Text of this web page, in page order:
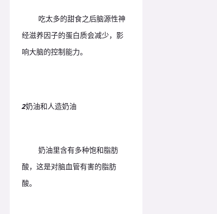
吃太多的甜食之后脑源性神
经滋养因子的蛋白质会减少，影
响大脑的控制能力。
2奶油和人造奶油
奶油里含有多种饱和脂肪
酸，这是对脑血管有害的脂肪
酸。